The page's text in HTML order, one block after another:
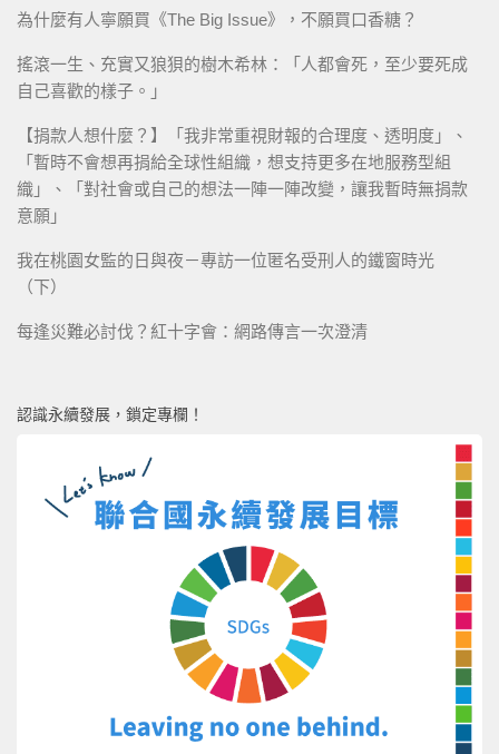
為什麼有人寧願買《The Big Issue》，不願買口香糖？
搖滾一生、充實又狼狽的樹木希林：「人都會死，至少要死成
自己喜歡的樣子。」
【捐款人想什麼？】「我非常重視財報的合理度、透明度」、
「暫時不會想再捐給全球性組織，想支持更多在地服務型組
織」、「對社會或自己的想法一陣一陣改變，讓我暫時無捐款
意願」
我在桃園女監的日與夜－專訪一位匿名受刑人的鐵窗時光
（下）
每逢災難必討伐？紅十字會：網路傳言一次澄清
認識永續發展，鎖定專欄！